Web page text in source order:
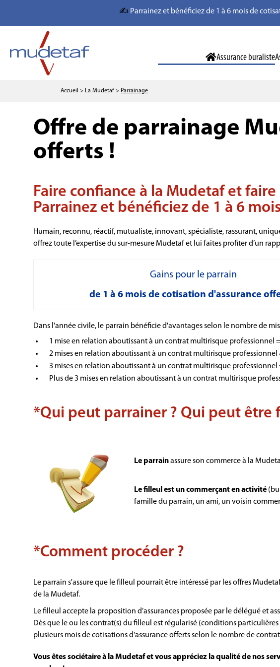
✍️ Parrainez et bénéficiez de 1 à 6 mois de
Assurance buraliste
Accueil > La Mudetaf > Parrainage
Offre de parrainage
offerts !
Faire confiance à la Mudetaf et
Parrainez et bénéficiez de 1 à 6
Humain, reconnu, réactif, mutualiste, innovant, spécialiste, rassurant,
offrez toute l’expertise du sur-mesure Mudetaf et lui faites profiter d’un
Gains pour le parrain
de 1 à 6 mois de cotisation d'assurance
Dans l'année civile, le parrain bénéficie d'avantages selon le nombre de
1 mise en relation aboutissant à un contrat multirisque professionnel
2 mises en relation aboutissant à un contrat multirisque
3 mises en relation aboutissant à un contrat multirisque
Plus de 3 mises en relation aboutissant à un contrat multirisque
*Qui peut parrainer ? Qui peut être
Le parrainassure son commerce à la
Le filleul est un commerçant en activité
famille du parrain, un ami, un voisin
*Comment procéder ?
Le parrain s'assure que le filleul pourrait être intéressé par les offres
de la Mudetaf.
Le filleul accepte la proposition d’assurances proposée par le délégué et
Dès que le ou les contrat(s) du filleul est régularisé (conditions
plusieurs mois de cotisations d'assurance offerts selon le nombre de
Vous êtes sociétaire à la Mudetaf et vous appréciez la qualité de nos